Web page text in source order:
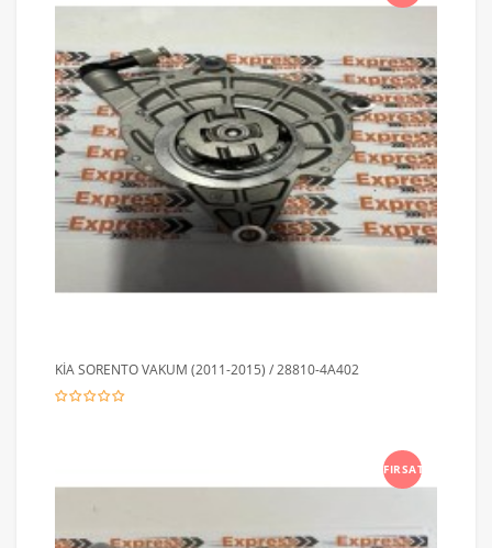
KİA SORENTO VAKUM (2011-2015) / 28810-4A402
FIRSAT